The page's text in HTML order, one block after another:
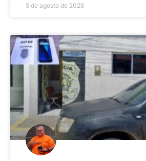
5 de agosto de 2026